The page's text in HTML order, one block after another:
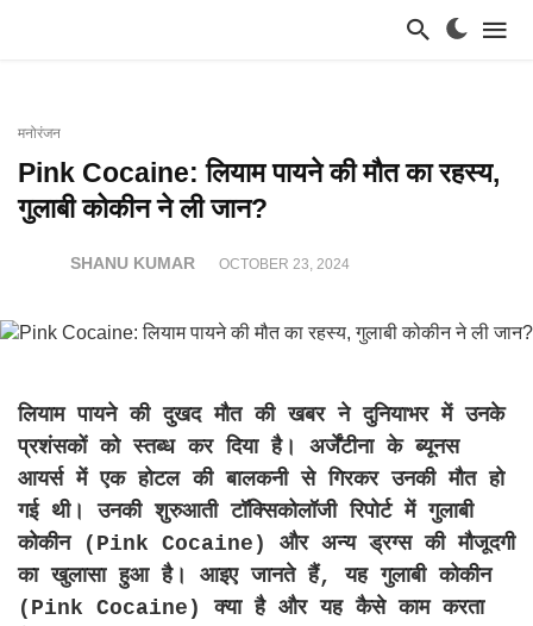
मनोरंजन
Pink Cocaine: लियाम पायने की मौत का रहस्य,
गुलाबी कोकीन ने ली जान?
SHANU KUMAR OCTOBER 23, 2024
लियाम पायने की दुखद मौत की खबर ने दुनियाभर में उनके
प्रशंसकों को स्तब्ध कर दिया है। अर्जेंटीना के ब्यूनस
आयर्स में एक होटल की बालकनी से गिरकर उनकी मौत हो
गई थी। उनकी शुरुआती टॉक्सिकोलॉजी रिपोर्ट में गुलाबी
कोकीन (Pink Cocaine) और अन्य ड्रग्स की मौजूदगी
का खुलासा हुआ है। आइए जानते हैं, यह गुलाबी कोकीन
(Pink Cocaine) क्या है और यह कैसे काम करता